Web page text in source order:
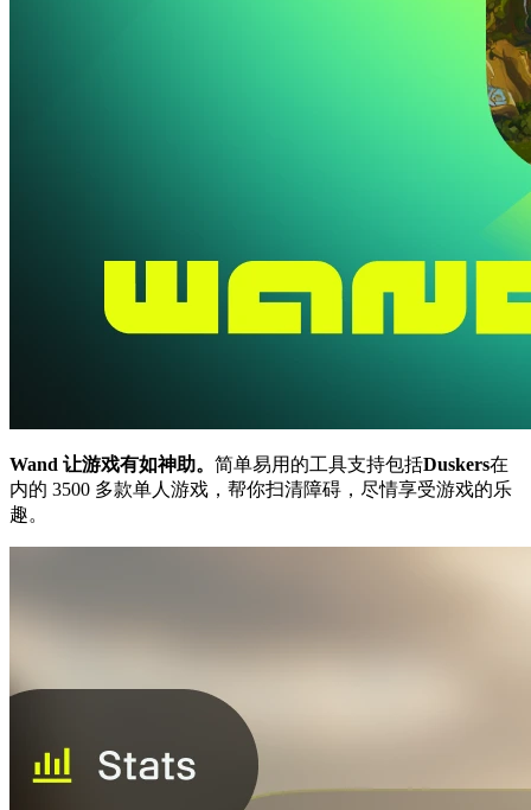
Wand 让游戏有如神助。 简单易用的工具支持包括Duskers在
内的 3500 多款单人游戏，帮你扫清障碍，尽情享受游戏的乐
趣。